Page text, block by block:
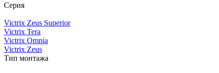
Серия
Victrix Zeus Superior
Victrix Tera
Victrix Omnia
Victrix Zeus
Тип монтажа